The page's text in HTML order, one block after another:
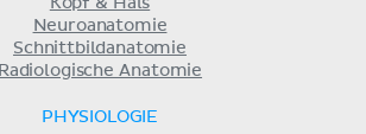
Kopf & Hals
Neuroanatomie
Schnittbildanatomie
Radiologische Anatomie
PHYSIOLOGIE